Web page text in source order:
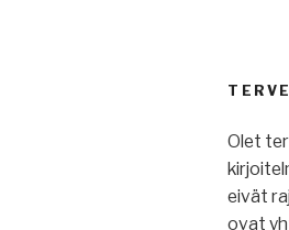
Olet
eivät
ovat